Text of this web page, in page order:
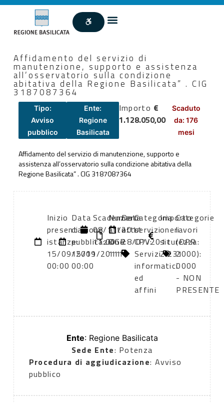
Affidamento del servizio di
manutenzione, supporto e assistenza
all’osservatorio sulla condizione
abitativa della Regione Basilicata” . CIG
3187087364
Tipo:
Avviso
pubblico
Ente:
Regione
Basilicata
Importo €
1.128.050,00
Scaduto
da: 176
mesi
Affidamento del servizio di manutenzione, supporto e
assistenza all’osservatorio sulla condizione abitativa della
Regione Basilicata” . CIG 3187087364
Inizio
presentazione
istanze:
15/09/2011
00:00
Data
di
pubblicazione:
15/09/2011
00:00
Scadenza:
08/11/2011
11:00
Numero
atto:
DGR
1110
Data
atto:
28/07/2011
Categoria
servizi
CPV:
Servizi
informatici
ed
affini
Importo
oneri
sicurezza:
2.231
Categorie
lavori
(DPR
2000):
0000
- NON
PRESENTE
Ente: Regione Basilicata
Sede Ente: Potenza
Procedura di aggiudicazione: Avviso
pubblico